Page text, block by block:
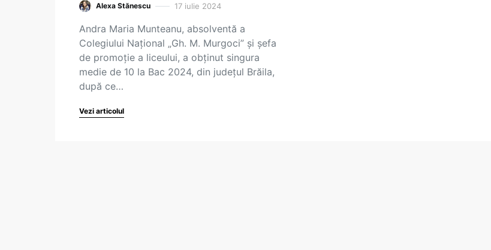
Alexa Stănescu 17 iulie 2024
Andra Maria Munteanu, absolventă a
Colegiului Național „Gh. M. Murgoci” și șefa
de promoție a liceului, a obținut singura
medie de 10 la Bac 2024, din județul Brăila,
după ce…
Vezi articolul